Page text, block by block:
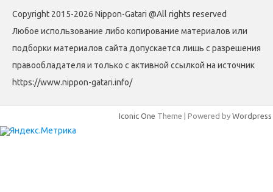
Copyright 2015-2026 Nippon-Gatari @All rights reserved
Любое использование либо копирование материалов или
подборки материалов сайта допускается лишь с разрешения
правообладателя и только с активной ссылкой на источник
https://www.nippon-gatari.info/
Iconic One Theme | Powered by Wordpress